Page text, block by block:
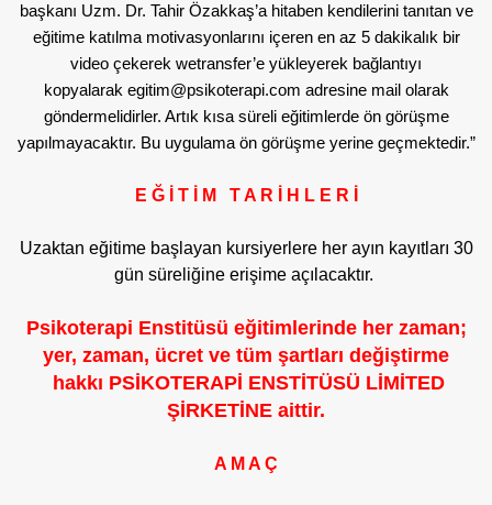
başkanı Uzm. Dr. Tahir Özakkaş’a hitaben kendilerini tanıtan ve
eğitime katılma motivasyonlarını içeren en az 5 dakikalık bir
video çekerek wetransfer’e yükleyerek bağlantıyı
kopyalarak egitim@psikoterapi.com adresine mail olarak
göndermelidirler. Artık kısa süreli eğitimlerde ön görüşme
yapılmayacaktır. Bu uygulama ön görüşme yerine geçmektedir.”
E Ğ İ T İ M T A R İ H L E R İ
Uzaktan eğitime başlayan kursiyerlere her ayın kayıtları 30
gün süreliğine erişime açılacaktır.
Psikoterapi Enstitüsü eğitimlerinde her zaman;
yer, zaman, ücret ve tüm şartları değiştirme
hakkı PSİKOTERAPİ ENSTİTÜSÜ LİMİTED
ŞİRKETİNE aittir.
A M A Ç